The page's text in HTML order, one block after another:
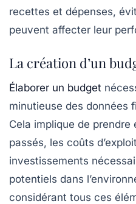
recettes et dépenses,
peuvent affecter leur
La création d’un
Élaborer un budget
minutieuse des données
Cela implique de
passés, les coûts
investissements
potentiels dans
considérant tous ces